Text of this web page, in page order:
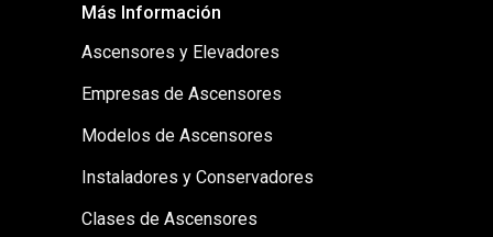
Más Información
Ascensores y Elevadores
Empresas de Ascensores
Modelos de Ascensores
Instaladores y Conservadores
Clases de Ascensores